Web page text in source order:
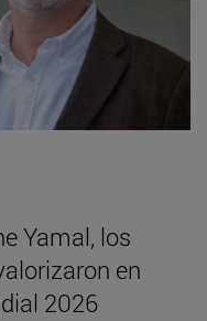
Yamal, los
en
2026